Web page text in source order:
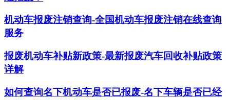
机动车报废注销查询-全国机动车报废注销在线查询
服务
报废机动车补贴新政策-最新报废汽车回收补贴政策
详解
如何查询名下机动车是否已报废-名下车辆是否已经